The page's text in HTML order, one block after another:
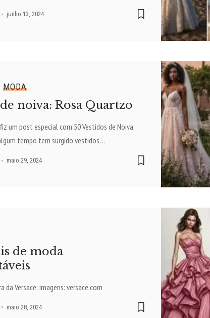
junho 13, 2024
MODA
noiva: Rosa Quartzo
um post especial com 50 Vestidos de Noiva
tempo tem surgido vestidos…
maio 29, 2024
de moda
da Versace: imagens: versace.com
maio 28, 2024